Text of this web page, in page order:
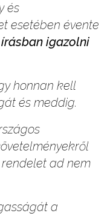
és
esetében évente
igazolni
honnan kell
és meddig.
rendelet ad nem
a